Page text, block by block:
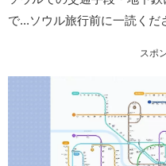
で...ソウル旅行前に一読くだ
スポ